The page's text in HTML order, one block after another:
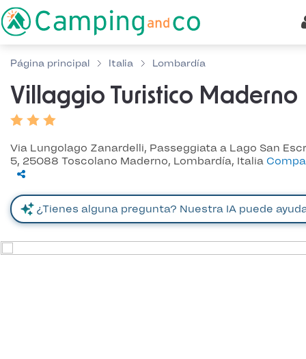
Página principal Italia Lombardía
Villaggio Turistico Maderno
Via Lungolago Zanardelli, Passeggiata a Lago San
5, 25088 Toscolano Maderno, Lombardía, Italia